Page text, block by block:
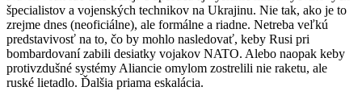
špecialistov a vojenských technikov na Ukrajinu. Nie tak, ako je to
zrejme dnes (neoficiálne), ale formálne a riadne. Netreba veľkú
predstavivosť na to, čo by mohlo nasledovať, keby Rusi pri
bombardovaní zabili desiatky vojakov NATO. Alebo naopak keby
protivzdušné systémy Aliancie omylom zostrelili nie raketu, ale
ruské lietadlo. Ďalšia priama eskalácia.